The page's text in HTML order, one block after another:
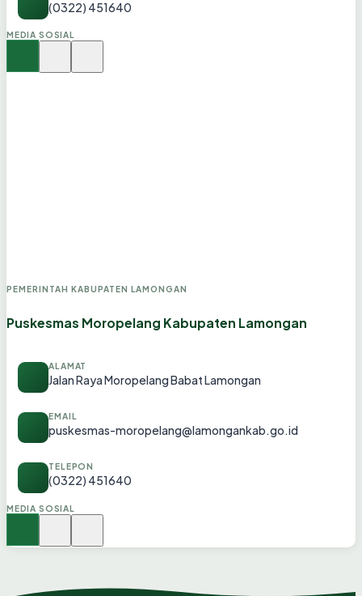
(0322) 451640
MEDIA SOSIAL
PEMERINTAH KABUPATEN LAMONGAN
Puskesmas Moropelang Kabupaten Lamongan
ALAMAT
Jalan Raya Moropelang Babat Lamongan
EMAIL
puskesmas-moropelang@lamongankab.go.id
TELEPON
(0322) 451640
MEDIA SOSIAL